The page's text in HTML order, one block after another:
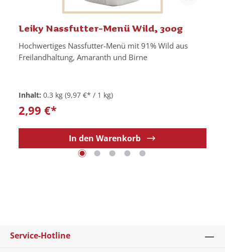
Leiky Nassfutter-Menü Wild, 300g
Hochwertiges Nassfutter-Menü mit 91% Wild aus
Freilandhaltung, Amaranth und Birne
Inhalt: 0.3 kg (9,97 €* / 1 kg)
2,99 €*
In den Warenkorb
Service-Hotline